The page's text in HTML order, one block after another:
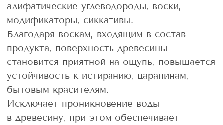
алифатические углеводороды, воски,
модификаторы, сиккативы.
Благодаря воскам, входящим в состав
продукта, поверхность древесины
становится приятной на ощупь, повышается
устойчивость к истиранию, царапинам,
бытовым красителям.
Исключает проникновение воды
в древесину, при этом обеспечивает